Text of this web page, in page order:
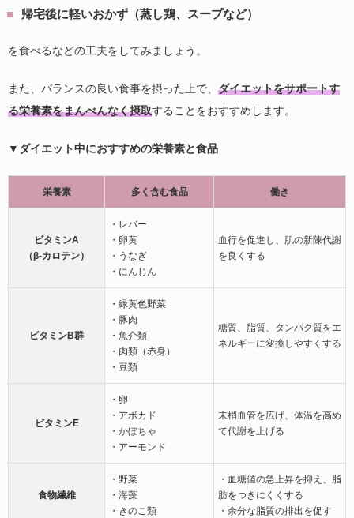
帰宅後に軽いおかず（蒸し鶏、スープなど）
を食べるなどの工夫をしてみましょう。
また、バランスの良い食事を摂った上で、 ダイエットをサポートす
る栄養素をまんべんなく摂取することをおすすめします。
▼ダイエット中におすすめの栄養素と食品
栄養素 多く含む食品 働き
ビタミンA
（β-カロテン）
・レバー
・卵黄
・うなぎ
・にんじん
血行を促進し、肌の新陳代謝
を良くする
ビタミンB群
・緑黄色野菜
・豚肉
・魚介類
・肉類（赤身）
・豆類
糖質、脂質、タンパク質をエ
ネルギーに変換しやすくする
ビタミンE
・卵
・アボカド
・かぼちゃ
・アーモンド
末梢血管を広げ、体温を高め
て代謝を上げる
食物繊維
・野菜
・海藻
・きのこ類
・血糖値の急上昇を抑え、脂
肪をつきにくくする
・余分な脂質の排出を促す